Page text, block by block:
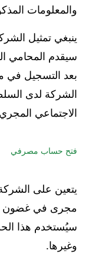
والمعلومات
ينبغي تمثيل
سيقدم المحامي
بعد التسجيل في
الشركة لدى
الاجتماعي
فتح حساب مصرفي
يتعين على
سيُستخدم هذا
وغيرها.